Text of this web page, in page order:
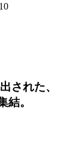
された、
結。